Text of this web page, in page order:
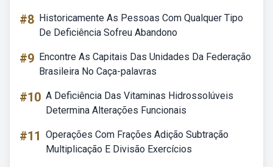
#8 Historicamente As Pessoas Com Qualquer Tipo
De Deficiência Sofreu Abandono
#9 Encontre As Capitais Das Unidades Da Federação
Brasileira No Caça-palavras
#10 A Deficiência Das Vitaminas Hidrossolúveis
Determina Alterações Funcionais
#11 Operações Com Frações Adição Subtração
Multiplicação E Divisão Exercícios